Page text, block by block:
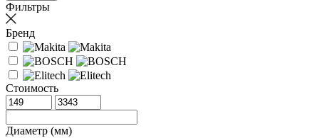
Фильтры
Бренд
Стоимость
Диаметр (мм)